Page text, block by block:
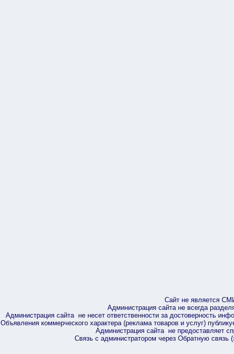
Сайт не является
Администрация сайта не всегда
Администрация сайта не несет ответственности за достоверность
Объявления коммерческого характера (реклама товаров и услуг)
Администрация сайта не предоставляет
Связь с администратором через Обратную связь